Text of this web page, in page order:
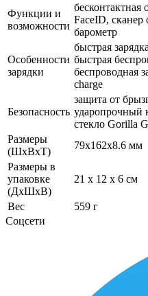
Функции и
возможности
бесконтактная
FaceID, сканер
барометр
Особенности
зарядки
быстрая
быстрая
беспроводная
charge
Безопасность
защита от
ударопрочный
cтекло Gorilla
Размеры
(ШхВхТ)
79x162x8.6 мм
Размеры в
упаковке
(ДхШхВ)
21 x 12 x 6 см
Вес
559 г
Соцсети